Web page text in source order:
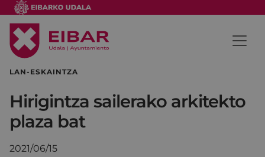
LAN-ESKAINTZA
Hirigintza sailerako arkitekto
plaza bat
2021/06/15